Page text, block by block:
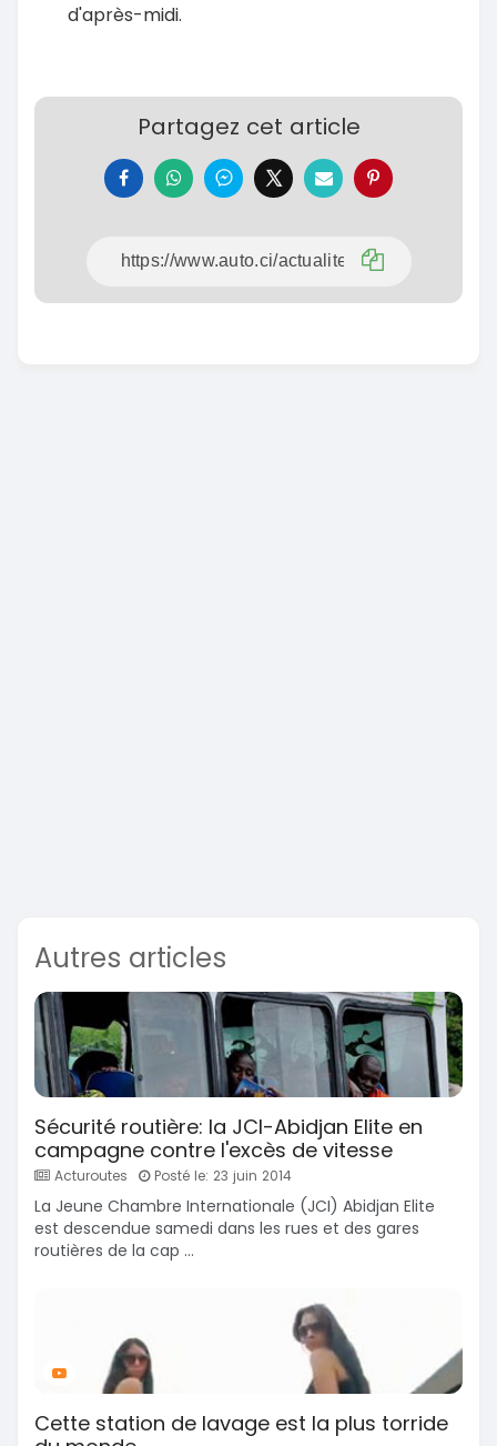
d'après-midi.
Partagez cet article
Autres articles
Sécurité routière: la JCI-Abidjan Elite en
campagne contre l'excès de vitesse
Acturoutes Posté le: 23 juin 2014
La Jeune Chambre Internationale (JCI) Abidjan Elite
est descendue samedi dans les rues et des gares
routières de la cap ...
Cette station de lavage est la plus torride